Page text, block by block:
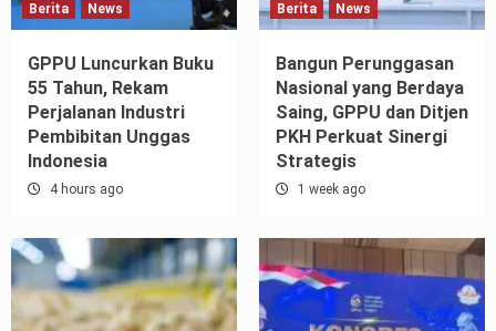
Berita News
GPPU Luncurkan Buku
55 Tahun, Rekam
Perjalanan Industri
Pembibitan Unggas
Indonesia
4 hours ago
Berita News
Bangun Perunggasan
Nasional yang Berdaya
Saing, GPPU dan Ditjen
PKH Perkuat Sinergi
Strategis
1 week ago